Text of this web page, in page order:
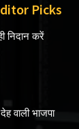
Picks
निदान करें
वाली भाजपा